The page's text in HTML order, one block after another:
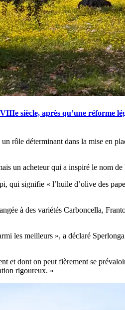
siècle, après qu’une réforme
rôle déterminant dans la mise en
un acheteur qui a inspiré le nom
qui signifie « l’huile d’olive des
à des variétés Carboncella,
les meilleurs », a déclaré
et dont on peut fièrement se
rigoureux. »